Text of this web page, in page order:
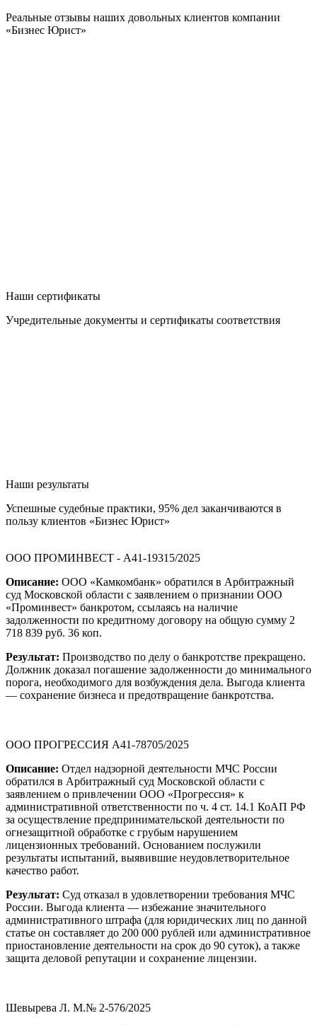
Реальные отзывы наших довольных клиентов компании
«Бизнес Юрист»
Наши сертификаты
Учредительные документы и сертификаты соответствия
Наши результаты
Успешные судебные практики, 95% дел заканчиваются в
пользу клиентов «Бизнес Юрист»
ООО ПРОМИНВЕСТ - А41-19315/2025
Описание: ООО «Камкомбанк» обратился в Арбитражный
суд Московской области с заявлением о признании ООО
«Проминвест» банкротом, ссылаясь на наличие
задолженности по кредитному договору на общую сумму 2
718 839 руб. 36 коп.
Результат: Производство по делу о банкротстве прекращено.
Должник доказал погашение задолженности до минимального
порога, необходимого для возбуждения дела. Выгода клиента
— сохранение бизнеса и предотвращение банкротства.
ООО ПРОГРЕССИЯ А41-78705/2025
Описание: Отдел надзорной деятельности МЧС России
обратился в Арбитражный суд Московской области с
заявлением о привлечении ООО «Прогрессия» к
административной ответственности по ч. 4 ст. 14.1 КоАП РФ
за осуществление предпринимательской деятельности по
огнезащитной обработке с грубым нарушением
лицензионных требований. Основанием послужили
результаты испытаний, выявившие неудовлетворительное
качество работ.
Результат: Суд отказал в удовлетворении требования МЧС
России. Выгода клиента — избежание значительного
административного штрафа (для юридических лиц по данной
статье он составляет до 200 000 рублей или административное
приостановление деятельности на срок до 90 суток), а также
защита деловой репутации и сохранение лицензии.
Шевырева Л. М.№ 2-576/2025